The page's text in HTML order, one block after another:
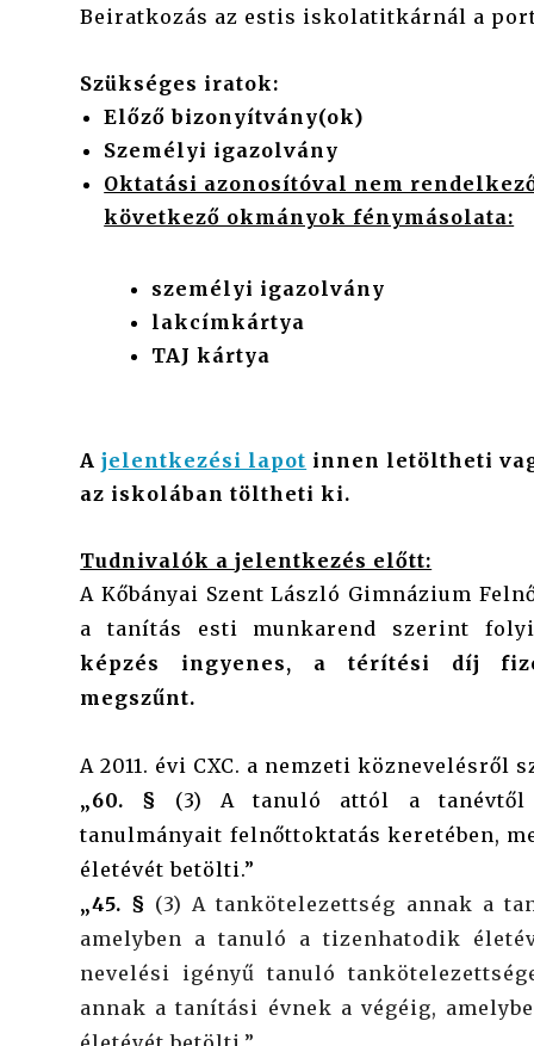
Beiratkozás az estis iskolatitkárnál a
Szükséges iratok:
Előző bizonyítvány(ok)
Személyi igazolvány
Oktatási azonosítóval nem
következő okmányok fénymásolata:
személyi igazolvány
lakcímkártya
TAJ kártya
Ajelentkezési lapot innen letöltheti
az iskolában töltheti ki.
Tudnivalók a jelentkezés előtt:
A Kőbányai Szent László Gimnázium
a tanítás esti munkarend szerint
képzés ingyenes, a térítési díj
megszűnt.
A 2011. évi CXC. a nemzeti köznevelésről
„60. §
(3) A tanuló attól a tanévtől
tanulmányait felnőttoktatás keretében,
életévét betölti.”
„45. § (3) A tankötelezettség annak a
amelyben a tanuló a tizenhatodik
nevelési igényű tanuló
annak a tanítási évnek a végéig,